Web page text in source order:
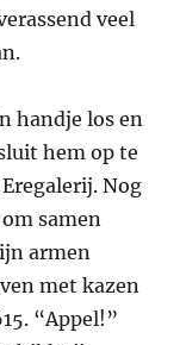
veel
handje los en
hem op te
Nog
samen
armen
met kazen
“Appel!”